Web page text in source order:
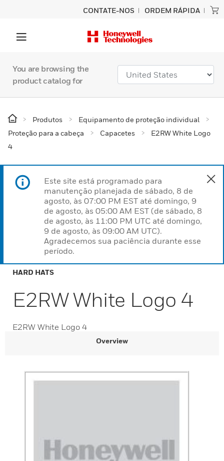
CONTATE-NOS ORDEM RÁPIDA
You are browsing the
product catalog for
Produtos
Equipamento de proteção individual
Proteção para a cabeça
Capacetes
E2RW White Logo
4
Este site está programado para
manutenção planejada de sábado, 8 de
agosto, às 07:00 PM EST até domingo, 9
de agosto, às 05:00 AM EST (de sábado, 8
de agosto, às 11:00 PM UTC até domingo,
9 de agosto, às 09:00 AM UTC).
Agradecemos sua paciência durante esse
período.
HARD HATS
E2RW White Logo 4
E2RW White Logo 4
Overview